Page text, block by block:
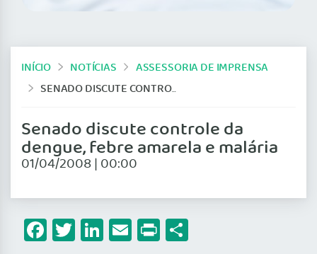
INÍCIO NOTÍCIAS
ASSESSORIA DE IMPRENSA
SENADO DISCUTE CONTROLE DA DENGUE, FEBRE AMARELA E MALÁRIA
Senado discute controle da
dengue, febre amarela e malária
01/04/2008 | 00:00
Facebook
Twitter
LinkedIn
Email
Print